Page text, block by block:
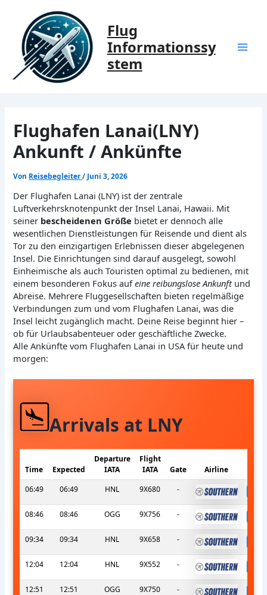
springen
Flug
Informationssy
stem
Flughafen Lanai(LNY)
Ankunft / Ankünfte
Von Reisebegleiter/ Juni 3, 2026
Der Flughafen Lanai (LNY) ist der zentrale
Luftverkehrsknotenpunkt der Insel Lanai, Hawaii. Mit
seiner bescheidenen Größe bietet er dennoch alle
wesentlichen Dienstleistungen für Reisende und dient als
Tor zu den einzigartigen Erlebnissen dieser abgelegenen
Insel. Die Einrichtungen sind darauf ausgelegt, sowohl
Einheimische als auch Touristen optimal zu bedienen, mit
einem besonderen Fokus aufeine reibungslose Ankunftund
Abreise. Mehrere Fluggesellschaften bieten regelmäßige
Verbindungen zum und vom Flughafen Lanai, was die
Insel leicht zugänglich macht. Deine Reise beginnt hier –
ob für Urlaubsabenteuer oder geschäftliche Zwecke.
Alle Ankünfte vom Flughafen Lanai in USA für heute und
morgen:
Arrivals at LNY
Time Expected
Departure
IATA
Flight
IATA
Gate
Airline
06:49
06:49 HNL 9X680 -
08:46 08:46 OGG 9X756 -
09:34 09:34 HNL 9X658 -
12:04 12:04 HNL 9X552 -
12:51 12:51 OGG 9X750 -